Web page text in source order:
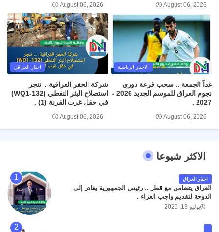
August 06, 2026
August 06, 2026
الاخبار الرياضية
غداً الجمعة .. سحب قرعة دوري
نجوم العراق للموسم الجديد 2026 -
2027 .
August 06, 2026
اخبار العراقي
شركة الحفر العراقية .. تنجز
استصلاح البئر النفطي (WQ1-132)
في حقل غرب القرنة (1) .
August 06, 2026
الاكثر شيوعا
اخبار العراق
العراق يتضامن مع قطر .. رئيس الجمهورية يغادر إلى
الدوحة لتقديم واجب العزاء .
يوليو 13, 2026